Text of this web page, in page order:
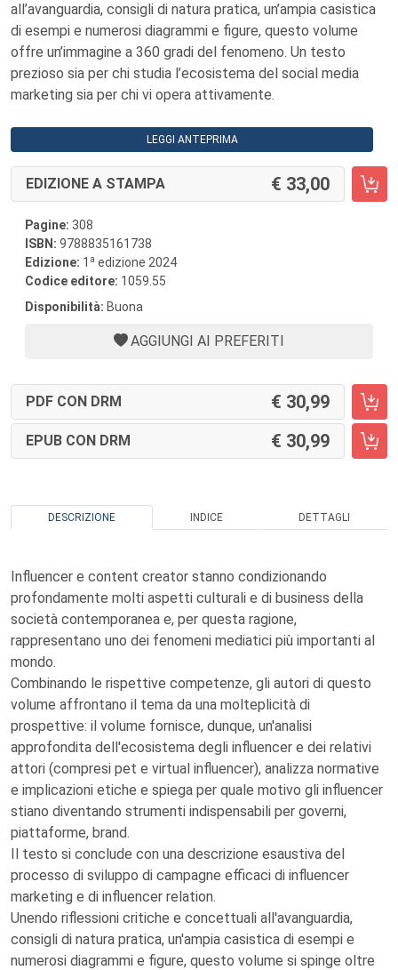
all’avanguardia, consigli di natura pratica, un’ampia casistica
di esempi e numerosi diagrammi e figure, questo volume
offre un’immagine a 360 gradi del fenomeno. Un testo
prezioso sia per chi studia l’ecosistema del social media
marketing sia per chi vi opera attivamente.
LEGGI ANTEPRIMA
EDIZIONE A STAMPA 33,00
Pagine: 308
ISBN: 9788835161738
Edizione: 1 a edizione 2024
Codice editore: 1059.55
Disponibilità: Buona
AGGIUNGI AI PREFERITI
PDF CON DRM 30,99
EPUB CON DRM 30,99
DESCRIZIONE INDICE DETTAGLI
Influencer e content creator stanno condizionando
profondamente molti aspetti culturali e di business della
società contemporanea e, per questa ragione,
rappresentano uno dei fenomeni mediatici più importanti al
mondo.
Combinando le rispettive competenze, gli autori di questo
volume affrontano il tema da una molteplicità di
prospettive: il volume fornisce, dunque, un'analisi
approfondita dell'ecosistema degli influencer e dei relativi
attori (compresi pet e virtual influencer), analizza normative
e implicazioni etiche e spiega per quale motivo gli influencer
stiano diventando strumenti indispensabili per governi,
piattaforme, brand.
Il testo si conclude con una descrizione esaustiva del
processo di sviluppo di campagne efficaci di influencer
marketing e di influencer relation.
Unendo riflessioni critiche e concettuali all'avanguardia,
consigli di natura pratica, un'ampia casistica di esempi e
numerosi diagrammi e figure, questo volume si spinge oltre